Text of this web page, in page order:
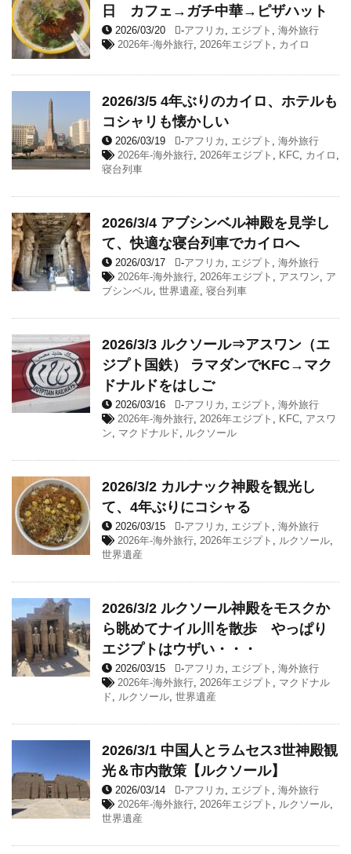
日 カフェ→ガチ中華→ピザハット
2026/03/20 -アフリカ , エジプト , 海外旅行
2026年-海外旅行, 2026年エジプト , カイロ
2026/3/5 4年ぶりのカイロ、ホテルも
コシャリも懐かしい
2026/03/19 -アフリカ , エジプト , 海外旅行
2026年-海外旅行, 2026年エジプト , KFC, カイロ ,
寝台列車
2026/3/4 アブシンベル神殿を見学し
て、快適な寝台列車でカイロへ
2026/03/17 -アフリカ , エジプト , 海外旅行
2026年-海外旅行, 2026年エジプト , アスワン, ア
ブシンベル, 世界遺産, 寝台列車
2026/3/3 ルクソール⇒アスワン（エ
ジプト国鉄） ラマダンでKFC→マク
ドナルドをはしご
2026/03/16 -アフリカ , エジプト , 海外旅行
2026年-海外旅行, 2026年エジプト , KFC, アスワ
ン, マクドナルド, ルクソール
2026/3/2 カルナック神殿を観光し
て、4年ぶりにコシャる
2026/03/15 -アフリカ , エジプト , 海外旅行
2026年-海外旅行, 2026年エジプト , ルクソール,
世界遺産
2026/3/2 ルクソール神殿をモスクか
ら眺めてナイル川を散歩 やっぱり
エジプトはウザい・・・
2026/03/15 -アフリカ , エジプト , 海外旅行
2026年-海外旅行, 2026年エジプト , マクドナル
ド, ルクソール, 世界遺産
2026/3/1 中国人とラムセス3世神殿観
光＆市内散策【ルクソール】
2026/03/14 -アフリカ , エジプト , 海外旅行
2026年-海外旅行, 2026年エジプト , ルクソール,
世界遺産